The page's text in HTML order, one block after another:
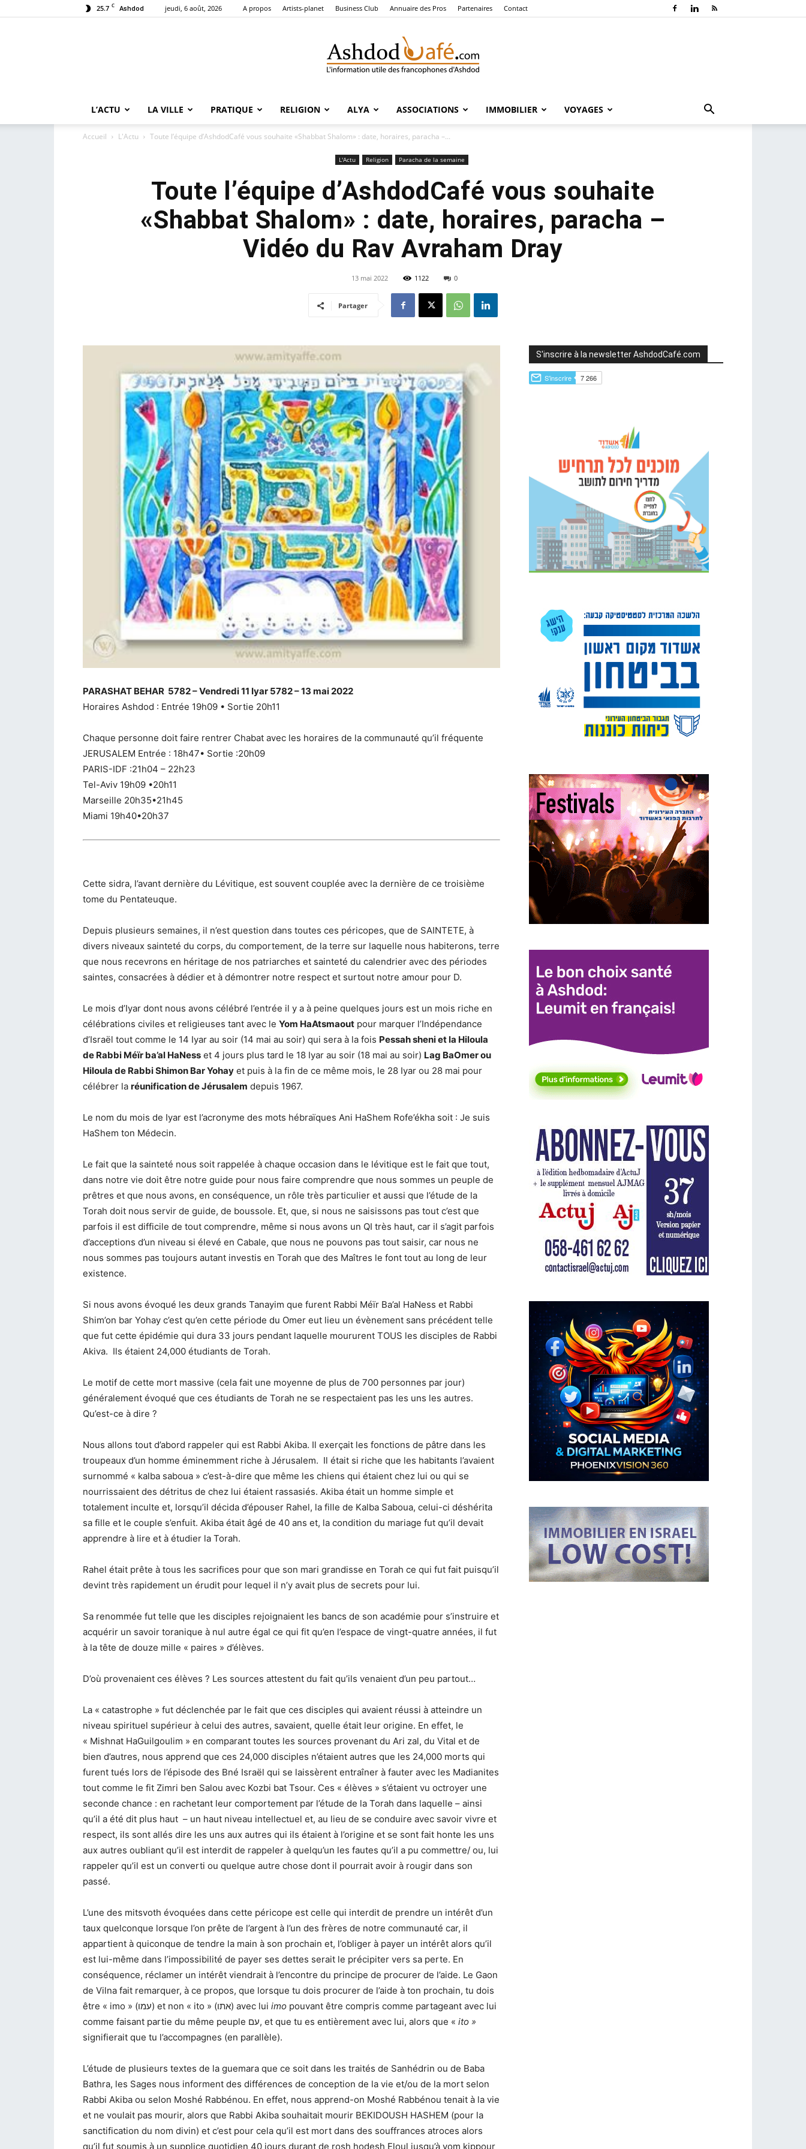
25.7 C Ashdod jeudi, 6 août, 2026 A propos Artists-planet Business Club Annuaire des Pros Partenaires Contact
Café
L’ACTU LA VILLE PRATIQUE RELIGION ALYA ASSOCIATIONS IMMOBILIER VOYAGES
Accueil L'Actu Toute l’équipe d’AshdodCafé vous souhaite «Shabbat Shalom» : date, horaires, paracha –...
L'Actu Religion Paracha de la semaine
Toute l’équipe d’AshdodCafé vous souhaite
«Shabbat Shalom» : date, horaires, paracha –
Vidéo du Rav Avraham Dray
13 mai 2022 1122 0
Partager
PARASHAT BEHAR 5782 – Vendredi 11 Iyar 5782 – 13 mai 2022
Horaires Ashdod : Entrée 19h09 • Sortie 20h11
Chaque personne doit faire rentrer Chabat avec les horaires de la communauté qu’il fréquente
JERUSALEM Entrée : 18h47• Sortie :20h09
PARIS-IDF :21h04 – 22h23
Tel-Aviv 19h09 •20h11
Marseille 20h35•21h45
Miami 19h40•20h37
Cette sidra, l’avant dernière du Lévitique, est souvent couplée avec la dernière de ce troisième
tome du Pentateuque.
Depuis plusieurs semaines, il n’est question dans toutes ces péricopes, que de SAINTETE, à
divers niveaux sainteté du corps, du comportement, de la terre sur laquelle nous habiterons, terre
que nous recevrons en héritage de nos patriarches et sainteté du calendrier avec des périodes
saintes, consacrées à dédier et à démontrer notre respect et surtout notre amour pour D.
Le mois d’Iyar dont nous avons célébré l’entrée il y a à peine quelques jours est un mois riche en
célébrations civiles et religieuses tant avec le Yom HaAtsmaout pour marquer l’Indépendance
d’Israël tout comme le 14 Iyar au soir (14 mai au soir) qui sera à la fois Pessah sheni et la Hiloula
de Rabbi Méïr ba’al HaNess et 4 jours plus tard le 18 Iyar au soir (18 mai au soir) Lag BaOmer ou
Hiloula de Rabbi Shimon Bar Yohay et puis à la fin de ce même mois, le 28 Iyar ou 28 mai pour
célébrer la réunification de Jérusalem depuis 1967.
Le nom du mois de Iyar est l’acronyme des mots hébraïques Ani HaShem Rofe’ékha soit : Je suis
HaShem ton Médecin.
Le fait que la sainteté nous soit rappelée à chaque occasion dans le lévitique est le fait que tout,
dans notre vie doit être notre guide pour nous faire comprendre que nous sommes un peuple de
prêtres et que nous avons, en conséquence, un rôle très particulier et aussi que l’étude de la
Torah doit nous servir de guide, de boussole. Et, que, si nous ne saisissons pas tout c’est que
parfois il est difficile de tout comprendre, même si nous avons un QI très haut, car il s’agit parfois
d’acceptions d’un niveau si élevé en Cabale, que nous ne pouvons pas tout saisir, car nous ne
nous sommes pas toujours autant investis en Torah que des Maîtres le font tout au long de leur
existence.
Si nous avons évoqué les deux grands Tanayim que furent Rabbi Méïr Ba’al HaNess et Rabbi
Shim’on bar Yohay c’est qu’en cette période du Omer eut lieu un évènement sans précédent telle
que fut cette épidémie qui dura 33 jours pendant laquelle moururent TOUS les disciples de Rabbi
Akiva. Ils étaient 24,000 étudiants de Torah.
Le motif de cette mort massive (cela fait une moyenne de plus de 700 personnes par jour)
généralement évoqué que ces étudiants de Torah ne se respectaient pas les uns les autres.
Qu’est-ce à dire ?
Nous allons tout d’abord rappeler qui est Rabbi Akiba. Il exerçait les fonctions de pâtre dans les
troupeaux d’un homme éminemment riche à Jérusalem. Il était si riche que les habitants l’avaient
surnommé « kalba saboua » c’est-à-dire que même les chiens qui étaient chez lui ou qui se
nourrissaient des détritus de chez lui étaient rassasiés. Akiba était un homme simple et
totalement inculte et, lorsqu’il décida d’épouser Rahel, la fille de Kalba Saboua, celui-ci déshérita
sa fille et le couple s’enfuit. Akiba était âgé de 40 ans et, la condition du mariage fut qu’il devait
apprendre à lire et à étudier la Torah.
Rahel était prête à tous les sacrifices pour que son mari grandisse en Torah ce qui fut fait puisqu’il
devint très rapidement un érudit pour lequel il n’y avait plus de secrets pour lui.
Sa renommée fut telle que les disciples rejoignaient les bancs de son académie pour s’instruire et
acquérir un savoir toranique à nul autre égal ce qui fit qu’en l’espace de vingt-quatre années, il fut
à la tête de douze mille « paires » d’élèves.
D’où provenaient ces élèves ? Les sources attestent du fait qu’ils venaient d’un peu partout…
La « catastrophe » fut déclenchée par le fait que ces disciples qui avaient réussi à atteindre un
niveau spirituel supérieur à celui des autres, savaient, quelle était leur origine. En effet, le
« Mishnat HaGuilgoulim » en comparant toutes les sources provenant du Ari zal, du Vital et de
bien d’autres, nous apprend que ces 24,000 disciples n’étaient autres que les 24,000 morts qui
furent tués lors de l’épisode des Bné Israël qui se laissèrent entraîner à fauter avec les Madianites
tout comme le fit Zimri ben Salou avec Kozbi bat Tsour. Ces « élèves » s’étaient vu octroyer une
seconde chance : en rachetant leur comportement par l’étude de la Torah dans laquelle – ainsi
qu’il a été dit plus haut – un haut niveau intellectuel et, au lieu de se conduire avec savoir vivre et
respect, ils sont allés dire les uns aux autres qui ils étaient à l’origine et se sont fait honte les uns
aux autres oubliant qu’il est interdit de rappeler à quelqu’un les fautes qu’il a pu commettre/ ou, lui
rappeler qu’il est un converti ou quelque autre chose dont il pourrait avoir à rougir dans son
passé.
L’une des mitsvoth évoquées dans cette péricope est celle qui interdit de prendre un intérêt d’un
taux quelconque lorsque l’on prête de l’argent à l’un des frères de notre communauté car, il
appartient à quiconque de tendre la main à son prochain et, l’obliger à payer un intérêt alors qu’il
est lui-même dans l’impossibilité de payer ses dettes serait le précipiter vers sa perte. En
conséquence, réclamer un intérêt viendrait à l’encontre du principe de procurer de l’aide. Le Gaon
de Vilna fait remarquer, à ce propos, que lorsque tu dois procurer de l’aide à ton prochain, tu dois
être « imo » (עמו) et non « ito » (אתו) avec lui imo pouvant être compris comme partageant avec lui
comme faisant partie du même peuple עם, et que tu es entièrement avec lui, alors que « ito »
signifierait que tu l’accompagnes (en parallèle).
L’étude de plusieurs textes de la guemara que ce soit dans les traités de Sanhédrin ou de Baba
Bathra, les Sages nous informent des différences de conception de la vie et/ou de la mort selon
Rabbi Akiba ou selon Moshé Rabbénou. En effet, nous apprend-on Moshé Rabbénou tenait à la vie
et ne voulait pas mourir, alors que Rabbi Akiba souhaitait mourir BEKIDOUSH HASHEM (pour la
sanctification du nom divin) et c’est pour cela qu’il est mort dans des souffrances atroces alors
qu’il fut soumis à un supplice quotidien 40 jours durant de rosh hodesh Eloul jusqu’à yom kippour
S'inscrire à la newsletter AshdodCafé.com